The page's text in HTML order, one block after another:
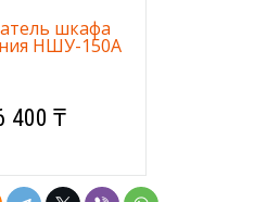
шкафа
НШУ-150А
400 ₸